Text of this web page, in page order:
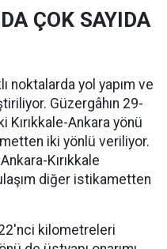
ÇOK SAYIDA
noktalarda yol yapım ve
Güzergâhın 29-
Ankara yönü
iki yönlü veriliyor.
Kırıkkale
diğer istikametten
kilometreleri